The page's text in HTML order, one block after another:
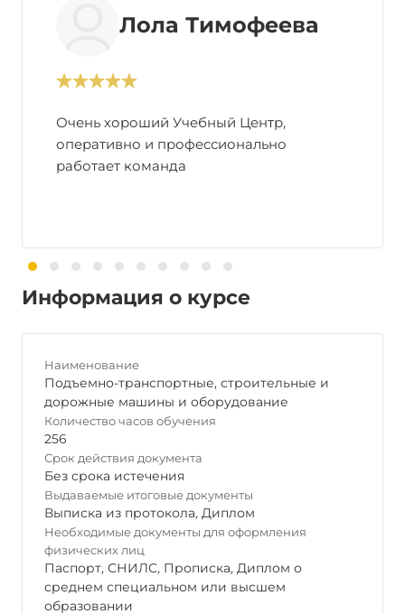
Лола Тимофеева
Очень хороший Учебный Центр,
оперативно и профессионально
работает команда
Информация о курсе
Наименование
Подъемно-транспортные, строительные и
дорожные машины и оборудование
Количество часов обучения
256
Срок действия документа
Без срока истечения
Выдаваемые итоговые документы
Выписка из протокола, Диплом
Необходимые документы для оформления
физических лиц
Паспорт, СНИЛС, Прописка, Диплом о
среднем специальном или высшем
образовании